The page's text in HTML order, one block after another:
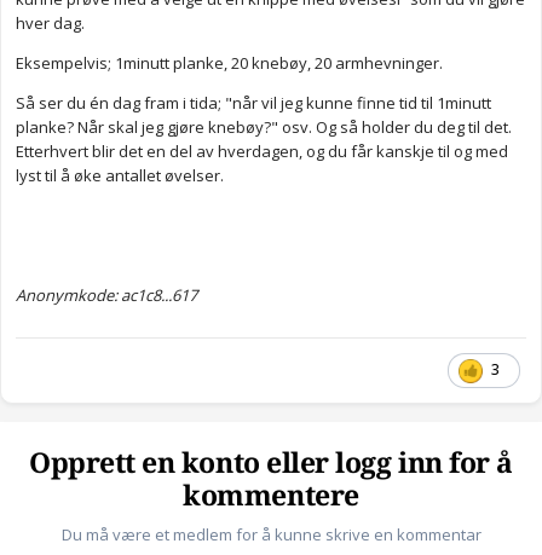
hver dag.
Eksempelvis; 1minutt planke, 20 knebøy, 20 armhevninger.
Så ser du én dag fram i tida; "når vil jeg kunne finne tid til 1minutt
planke? Når skal jeg gjøre knebøy?" osv. Og så holder du deg til det.
Etterhvert blir det en del av hverdagen, og du får kanskje til og med
lyst til å øke antallet øvelser.
Anonymkode: ac1c8...617
3
Opprett en konto eller logg inn for å
kommentere
Du må være et medlem for å kunne skrive en kommentar